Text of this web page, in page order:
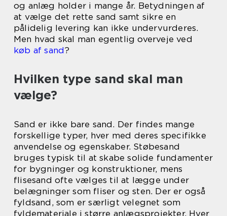
og anlæg holder i mange år. Betydningen af
at vælge det rette sand samt sikre en
pålidelig levering kan ikke undervurderes.
Men hvad skal man egentlig overveje ved
køb af sand?
Hvilken type sand skal man
vælge?
Sand er ikke bare sand. Der findes mange
forskellige typer, hver med deres specifikke
anvendelse og egenskaber. Støbesand
bruges typisk til at skabe solide fundamenter
for bygninger og konstruktioner, mens
flisesand ofte vælges til at lægge under
belægninger som fliser og sten. Der er også
fyldsand, som er særligt velegnet som
fyldemateriale i større anlægsprojekter. Hver